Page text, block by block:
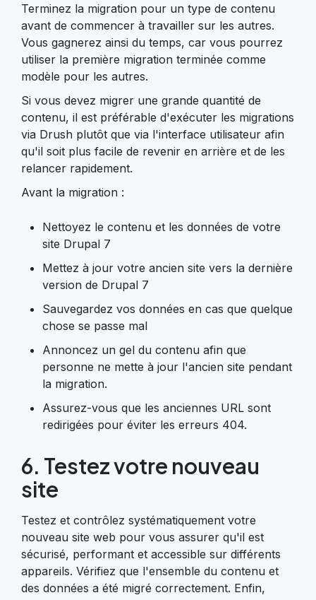
Terminez la migration pour un type de contenu
avant de commencer à travailler sur les autres.
Vous gagnerez ainsi du temps, car vous pourrez
utiliser la première migration terminée comme
modèle pour les autres.
Si vous devez migrer une grande quantité de
contenu, il est préférable d'exécuter les migrations
via Drush plutôt que via l'interface utilisateur afin
qu'il soit plus facile de revenir en arrière et de les
relancer rapidement.
Avant la migration :
Nettoyez le contenu et les données de votre
site Drupal 7
Mettez à jour votre ancien site vers la dernière
version de Drupal 7
Sauvegardez vos données en cas que quelque
chose se passe mal
Annoncez un gel du contenu afin que
personne ne mette à jour l'ancien site pendant
la migration.
Assurez-vous que les anciennes URL sont
redirigées pour éviter les erreurs 404.
6. Testez votre nouveau
site
Testez et contrôlez systématiquement votre
nouveau site web pour vous assurer qu'il est
sécurisé, performant et accessible sur différents
appareils. Vérifiez que l'ensemble du contenu et
des données a été migré correctement. Enfin,